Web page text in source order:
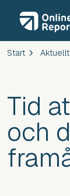
Start Aktuellt
Tid
och